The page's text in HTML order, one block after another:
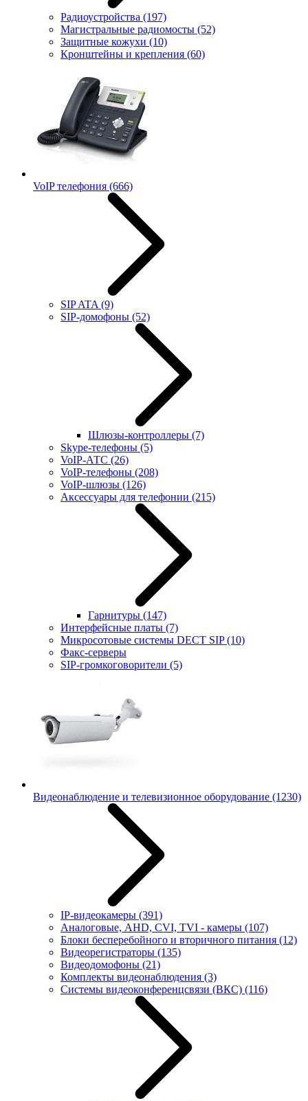
Радиоустройства (197)
Магистральные радиомосты (52)
Защитные кожухи (10)
Кронштейны и крепления (60)
VoIP телефония (666)
SIP ATA (9)
SIP-домофоны (52)
Шлюзы-контроллеры (7)
Skype-телефоны (5)
VoIP-АТС (26)
VoIP-телефоны (208)
VoIP-шлюзы (126)
Аксессуары для телефонии (215)
Гарнитуры (147)
Интерфейсные платы (7)
Микросотовые системы DECT SIP(10)
Факс-серверы
SIP-громкоговорители (5)
Видеонаблюдение и телевизионное оборудование (1230)
IP-видеокамеры (391)
Аналоговые, AHD, CVI, TVI - камеры (107)
Блоки бесперебойного и вторичного питания (12)
Видеорегистраторы (135)
Видеодомофоны (21)
Комплекты видеонаблюдения (3)
Системы видеоконференцсвязи (ВКС) (116)